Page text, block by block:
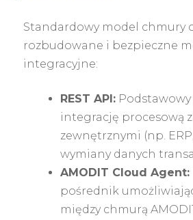
Standardowy model chmury
rozbudowane i bezpieczne
integracyjne:
REST API:
integrację procesową
zewnętrznymi (np.
wymiany danych
AMODIT Cloud Agent:
pośrednik
między chmurą